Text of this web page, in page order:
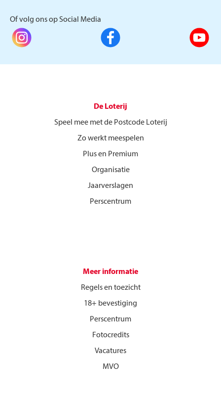
Of volg ons op Social Media
De Loterij
Speel mee met de Postcode Loterij
Zo werkt meespelen
Plus en Premium
Organisatie
Jaarverslagen
Perscentrum
Meer informatie
Regels en toezicht
18+ bevestiging
Perscentrum
Fotocredits
Vacatures
MVO